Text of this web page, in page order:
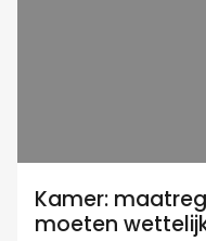
Kamer:
moeten